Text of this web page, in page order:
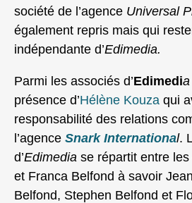
société de l’agence Universal
également repris mais qui
indépendante d’Edimedia.
Parmi les associés d’Edimedia
présence d’Hélène Kouza qui
responsabilité des relations
l’agence Snark International.
d’Edimedia se répartit entre
et Franca Belfond à savoir
Belfond, Stephen Belfond et